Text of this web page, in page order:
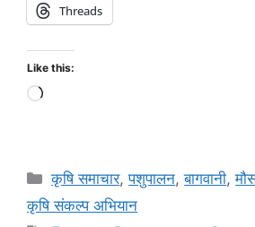
Threads
Like this:
कृषि समाचार,पशुपालन,बागवानी,
कृषि संकल्प अभियान